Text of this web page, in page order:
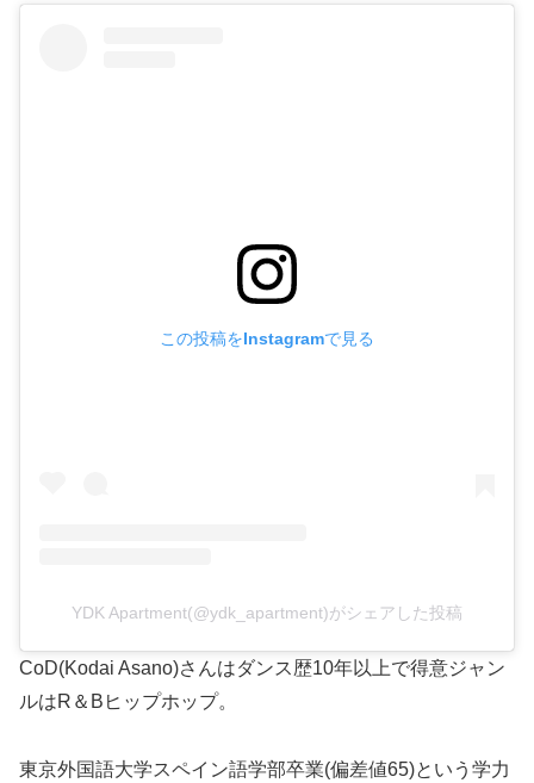
この投稿をInstagramで見る
YDK Apartment(@ydk_apartment)がシェアした投稿
CoD(Kodai Asano)さんはダンス歴10年以上で得意ジャン
ルはR＆Bヒップホップ。
東京外国語大学スペイン語学部卒業(偏差値65)という学力